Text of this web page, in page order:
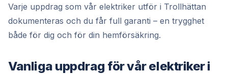
Varje uppdrag som vår elektriker utför i Trollhättan
dokumenteras och du får full garanti – en trygghet
både för dig och för din hemförsäkring.
Vanliga uppdrag för vårelektrikeri